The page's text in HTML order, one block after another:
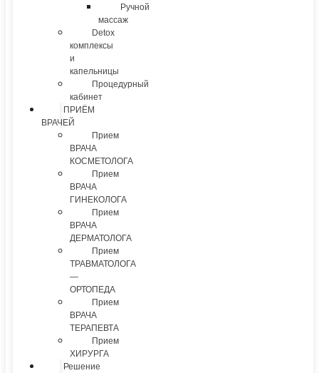
Ручной
массаж
Detox
комплексы
и
капельницы
Процедурный
кабинет
ПРИЁМ
ВРАЧЕЙ
Прием
ВРАЧА
КОСМЕТОЛОГА
Прием
ВРАЧА
ГИНЕКОЛОГА
Прием
ВРАЧА
ДЕРМАТОЛОГА
Прием
ТРАВМАТОЛОГА
—
ОРТОПЕДА
Прием
ВРАЧА
ТЕРАПЕВТА
Прием
ХИРУРГА
Решение